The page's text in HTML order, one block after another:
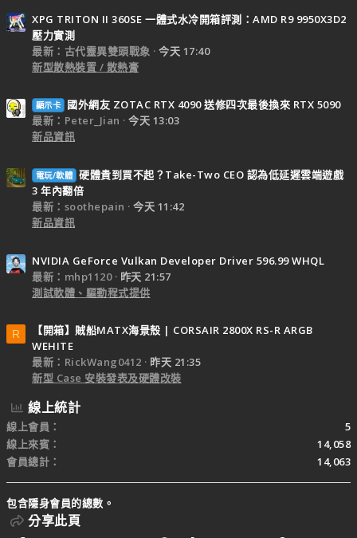
XPG TRITON II 360SE 一體式水冷開箱評測：AMD R9 9950X3D2
壓力實測
最新：古代靈異雙頭戰象
今天 17:40
新型散熱裝置 / 散熱膏
顯示卡
國外網友 ZOTAC RTX 4090 送修四次最後換來 RTX 5090
最新：Peter_Jian
今天 13:03
新品資訊
電玩/軟體 硬體貴到買不起？Take-Two CEO 認為低延遲雲端遊戲
3 年內翻倍
最新：soothepain
今天 11:42
新品資訊
NVIDIA GeForce Vulkan Developer Driver 596.99 WHQL
最新：mhp1120
昨天 21:57
測試軟體、驅動程式提供
R
【開箱】賊船MATX海景殼 | CORSAIR 2800X RS-R ARGB
WEHITE
最新：RickWang0412
昨天 21:35
新型 Case 安裝發表及硬體改裝
線上統計
線上會員
5
線上來賓
14,058
會員總計
14,063
包含隱身會員的總數。
分享此頁